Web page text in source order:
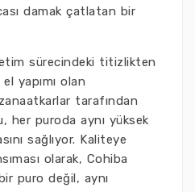
damak çatlatan bir
sürecindeki titizlikten
yapımı olan
tarafından
her puroda aynı yüksek
sağlıyor. Kaliteye
olarak, Cohiba
puro değil, aynı